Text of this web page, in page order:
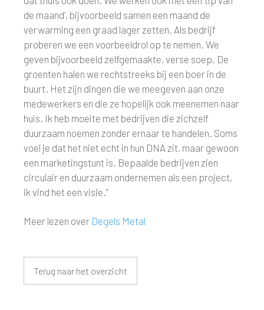
de maand’, bijvoorbeeld samen een maand de
verwarming een graad lager zetten. Als bedrijf
proberen we een voorbeeldrol op te nemen. We
geven bijvoorbeeld zelfgemaakte, verse soep. De
groenten halen we rechtstreeks bij een boer in de
buurt. Het zijn dingen die we meegeven aan onze
medewerkers en die ze hopelijk ook meenemen naar
huis. Ik heb moeite met bedrijven die zichzelf
duurzaam noemen zonder ernaar te handelen. Soms
voel je dat het niet echt in hun DNA zit, maar gewoon
een marketingstunt is. Bepaalde bedrijven zien
circulair en duurzaam ondernemen als een project,
ik vind het een visie.”
Meer lezen over Degels Metal
Terug naar het overzicht